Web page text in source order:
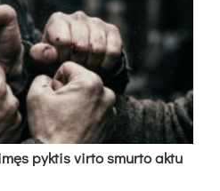
pyk­tis vir­to smur­to ak­tu